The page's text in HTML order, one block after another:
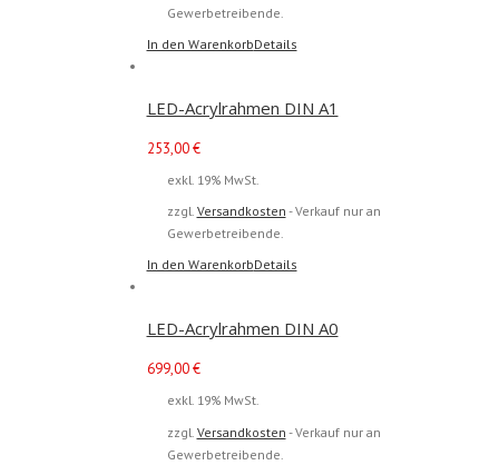
Gewerbetreibende.
In den WarenkorbDetails
LED-Acrylrahmen DIN A1
253,00€
exkl. 19% MwSt.
zzgl. Versandkosten - Verkauf nur an
Gewerbetreibende.
In den WarenkorbDetails
LED-Acrylrahmen DIN A0
699,00€
exkl. 19% MwSt.
zzgl. Versandkosten - Verkauf nur an
Gewerbetreibende.